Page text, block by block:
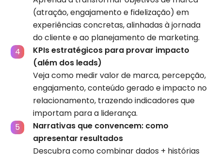
(atração, engajamento e fidelização) em
experiências concretas, alinhadas à jornada
do cliente e ao planejamento de marketing.
KPIs estratégicos para provar impacto
(além dos leads)
Veja como medir valor de marca, percepção,
engajamento, conteúdo gerado e impacto no
relacionamento, trazendo indicadores que
importam para a liderança.
Narrativas que convencem: como
apresentar resultados
Descubra como combinar dados + histórias